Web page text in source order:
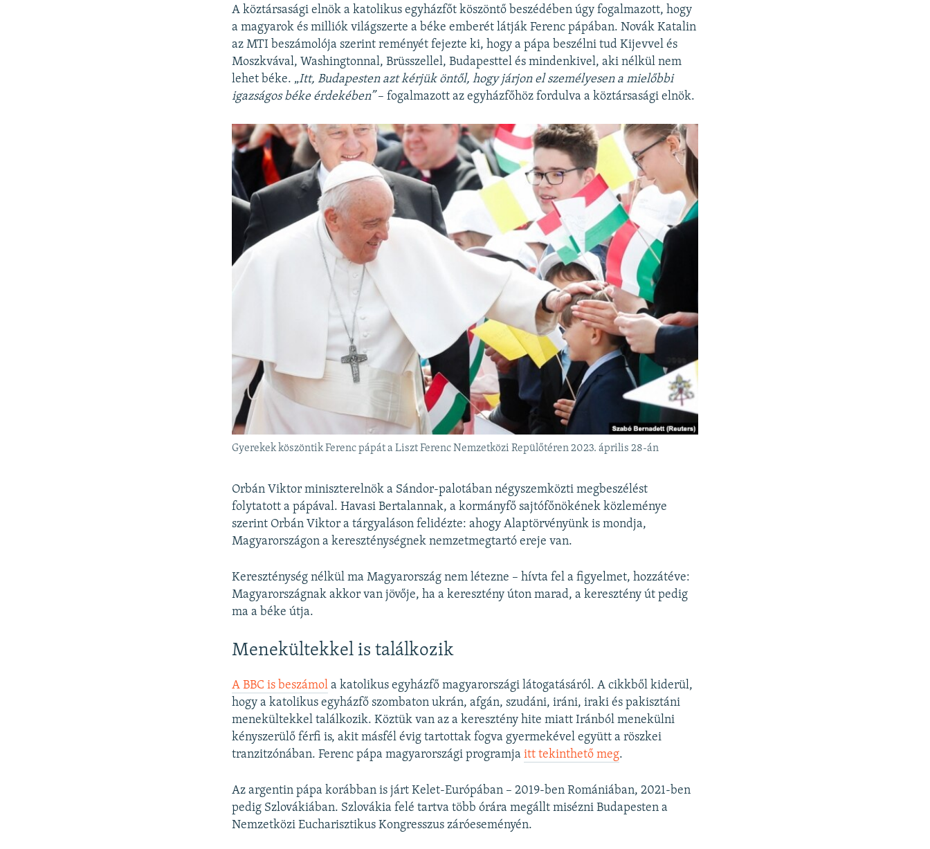
A köztársasági elnök a katolikus egyházfőt köszöntő beszédében úgy fogalmazott, hogy
a magyarok és milliók világszerte a béke emberét látják Ferenc pápában. Novák Katalin
az MTI beszámolója szerint reményét fejezte ki, hogy a pápa beszélni tud Kijevvel és
Moszkvával, Washingtonnal, Brüsszellel, Budapesttel és mindenkivel, aki nélkül nem
lehet béke. „Itt, Budapesten azt kérjük öntől, hogy járjon el személyesen a mielőbbi
igazságos béke érdekében”– fogalmazott az egyházfőhöz fordulva a köztársasági elnök.
Gyerekek köszöntik Ferenc pápát a Liszt Ferenc Nemzetközi Repülőtéren 2023. április 28-án
Orbán Viktor miniszterelnök a Sándor-palotában négyszemközti megbeszélést
folytatott a pápával. Havasi Bertalannak, a kormányfő sajtófőnökének közleménye
szerint Orbán Viktor a tárgyaláson felidézte: ahogy Alaptörvényünk is mondja,
Magyarországon a kereszténységnek nemzetmegtartó ereje van.
Kereszténység nélkül ma Magyarország nem létezne – hívta fel a figyelmet, hozzátéve:
Magyarországnak akkor van jövője, ha a keresztény úton marad, a keresztény út pedig
ma a béke útja.
Menekültekkel is találkozik
A BBC is beszámol a katolikus egyházfő magyarországi látogatásáról. A cikkből kiderül,
hogy a katolikus egyházfő szombaton ukrán, afgán, szudáni, iráni, iraki és pakisztáni
menekültekkel találkozik. Köztük van az a keresztény hite miatt Iránból menekülni
kényszerülő férfi is, akit másfél évig tartottak fogva gyermekével együtt a röszkei
tranzitzónában. Ferenc pápa magyarországi programjaitt tekinthető meg.
Az argentin pápa korábban is járt Kelet-Európában – 2019-ben Romániában, 2021-ben
pedig Szlovákiában. Szlovákia felé tartva több órára megállt misézni Budapesten a
Nemzetközi Eucharisztikus Kongresszus záróeseményén.